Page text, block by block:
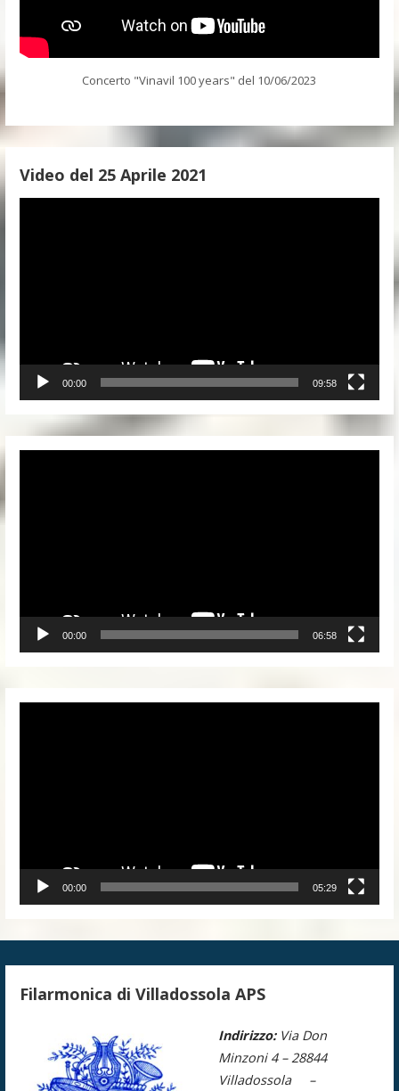
Concerto "Vinavil 100 years" del 10/06/2023
Video del 25 Aprile 2021
00:00 09:58
00:00 06:58
00:00 05:29
Filarmonica di Villadossola APS
Indirizzo: Via Don
Minzoni 4 –28844
Villadossola –